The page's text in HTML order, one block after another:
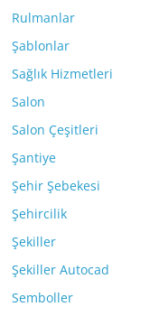
Rulmanlar
Şablonlar
Sağlık Hizmetleri
Salon
Salon Çeşitleri
Şantiye
Şehir Şebekesi
Şehircilik
Şekiller
Şekiller Autocad
Semboller